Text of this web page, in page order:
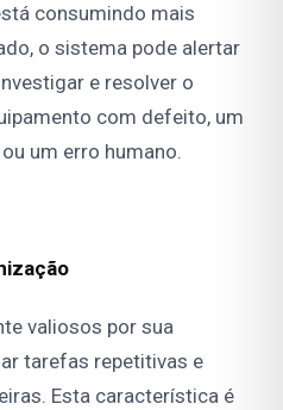
consumindo mais
o sistema pode alertar
e resolver o
com defeito, um
um erro humano.
valiosos por sua
tarefas repetitivas e
Esta característica é